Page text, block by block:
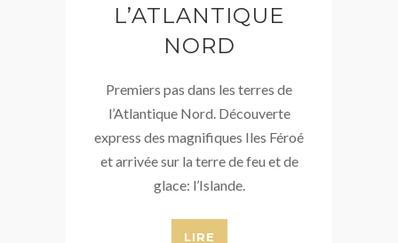
L’ATLANTIQUE
NORD
Premiers pas dans les terres de
l’Atlantique Nord. Découverte
express des magnifiques Iles Féroé
et arrivée sur la terre de feu et de
glace: l’Islande.
LIRE